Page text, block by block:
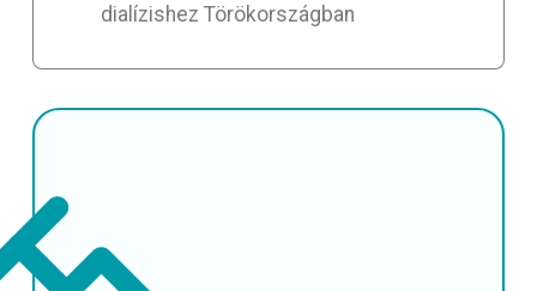
dialízishez Törökországban